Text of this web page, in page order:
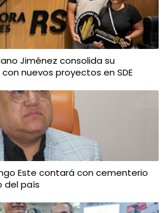
Jiménez consolida su
nuevos proyectos en SDE
Este contará con cementerio
del país